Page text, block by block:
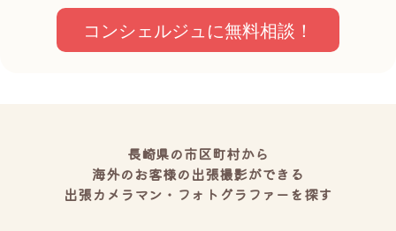
コンシェルジュに無料相談！
長崎県の市区町村から
海外のお客様の出張撮影ができる
出張カメラマン・フォトグラファーを探す